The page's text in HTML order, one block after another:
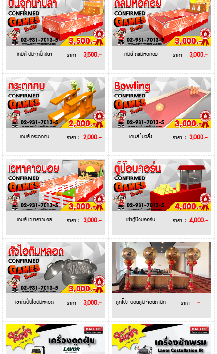
เกมส์ ปืนจุกน้ำปลา ราคา :3,500.- เกมส์ ถล่มหอคอย ราคา :3,000.-
เกมส์ กระดกกบ ราคา :2,000.- เกมส์ โบวลิ่ง ราคา :3,000.-
เกมส์ เวหาคาวบอย ราคา :3,000.- เช่าตู้ป๊อบคอร์น ราคา : 4,000.-
เช่าถังปั่นไอติมหลอด ราคา :3,000.- ลูกโป่ง-บอลลูน จัดสถานที่ ราคา :-